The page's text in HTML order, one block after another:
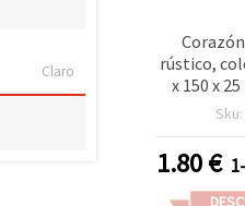
Claro
rústico,
x 150 x
Sku:
1.80€